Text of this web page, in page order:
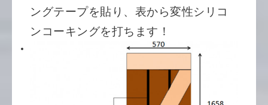
ングテープを貼り、表から変性シリコ
ンコーキングを打ちます！